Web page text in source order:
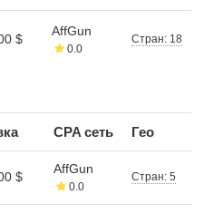
$
AffGun
0.0
Стран: 18
CPA сеть Гео
$
AffGun
0.0
Стран: 5